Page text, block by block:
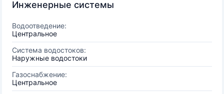
Инженерные системы
Водоотведение:
Центральное
Система водостоков:
Наружные водостоки
Газоснабжение:
Центральное